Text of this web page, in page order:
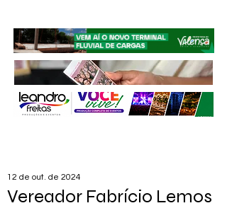
Vereador Fabrício Lemos
12 de out. de 2024